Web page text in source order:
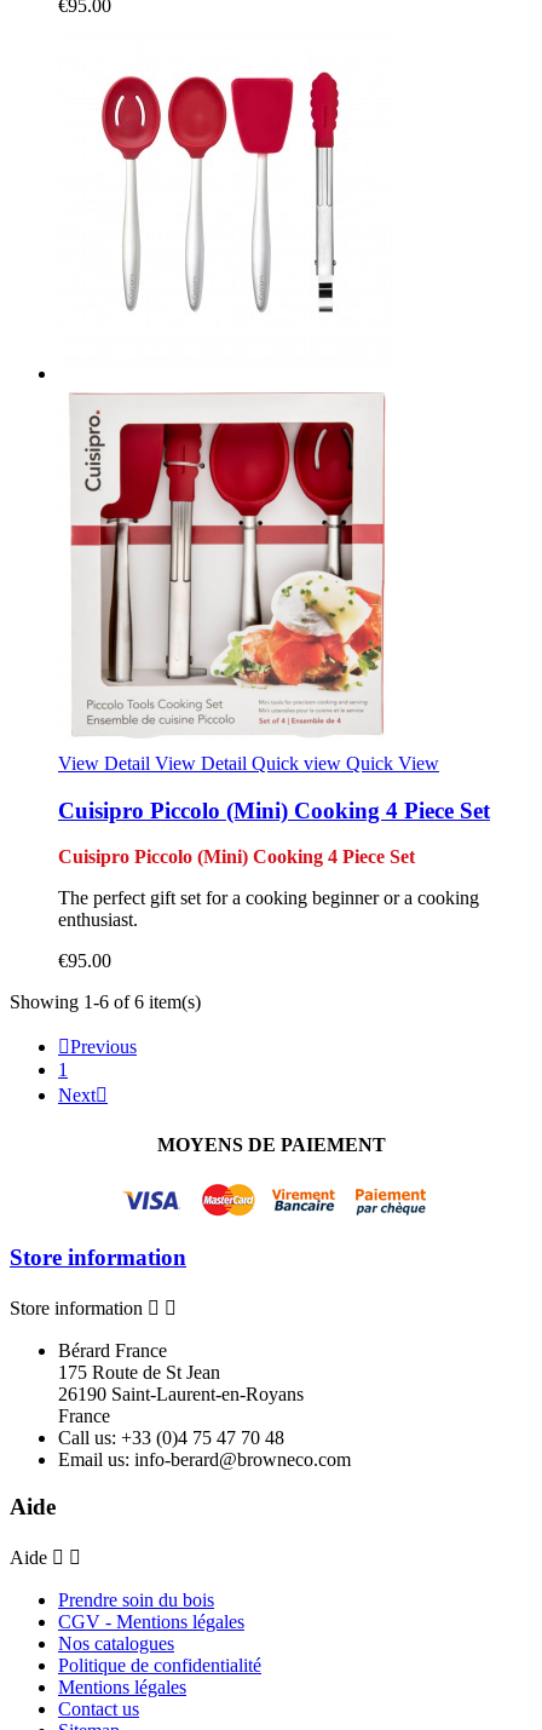
€95.00
View Detail View Detail Quick view Quick View
Cuisipro Piccolo (Mini) Cooking 4 Piece Set
Cuisipro Piccolo (Mini) Cooking 4 Piece Set
The perfect gift set for a cooking beginner or a cooking
enthusiast.
€95.00
Showing 1-6 of 6 item(s)
Previous
1
Next
MOYENS DE PAIEMENT
Store information
Store information  
Bérard France
175 Route de St Jean
26190 Saint-Laurent-en-Royans
France
Call us: +33 (0)4 75 47 70 48
Email us: info-berard@browneco.com
Aide
Aide  
Prendre soin du bois
CGV - Mentions légales
Nos catalogues
Politique de confidentialité
Mentions légales
Contact us